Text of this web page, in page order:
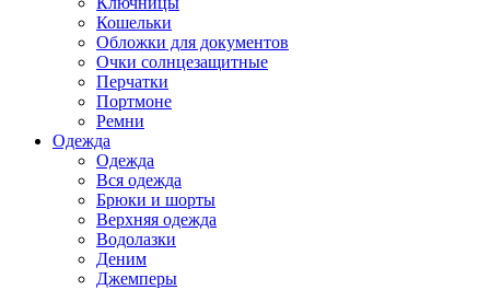
Кошельки
Обложки для документов
Очки солнцезащитные
Перчатки
Портмоне
Ремни
Одежда
Одежда
Вся одежда
Брюки и шорты
Верхняя одежда
Водолазки
Деним
Джемперы